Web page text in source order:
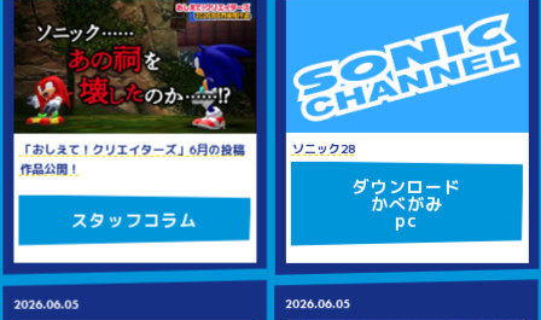
「おしえて！クリエイターズ」6月の投稿
作品公開！
スタッフコラム
ソニック28
ダウンロード
かべがみ
pc
2026.06.05 2026.06.05